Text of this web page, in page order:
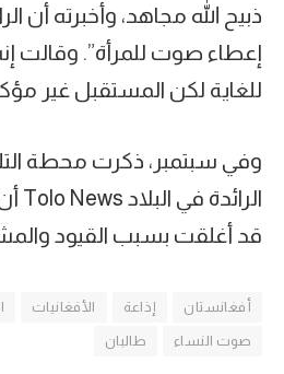
ذبيح الله مجاهد، وأخبرته أن
إعطاء صوت للمرأة”. وقالت
للغاية لكن المستقبل غير
وفي سبتمبر، ذكرت محطة
قد أغلقت بسبب القيود
أفغانستان إذاعة الأفغانيات
صوت النساء طالبان